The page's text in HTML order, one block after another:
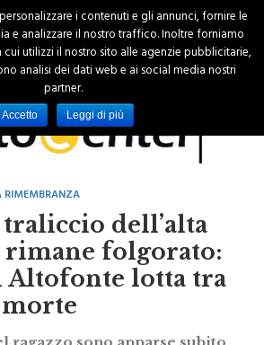
RIMEMBRANZA
traliccio dell’alta
rimane folgorato:
lotta tra
i contenuti e gli annunci, fornire le
e analizzare il nostro traffico. Inoltre forniamo
utilizzi il nostro sito alle agenzie pubblicitarie,
analisi dei dati web e ai social media nostri
partner.
Accetto Leggi di più